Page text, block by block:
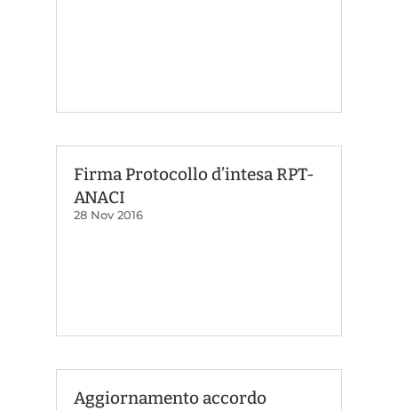
Firma Protocollo d’intesa RPT-
ANACI
28 Nov 2016
Aggiornamento accordo